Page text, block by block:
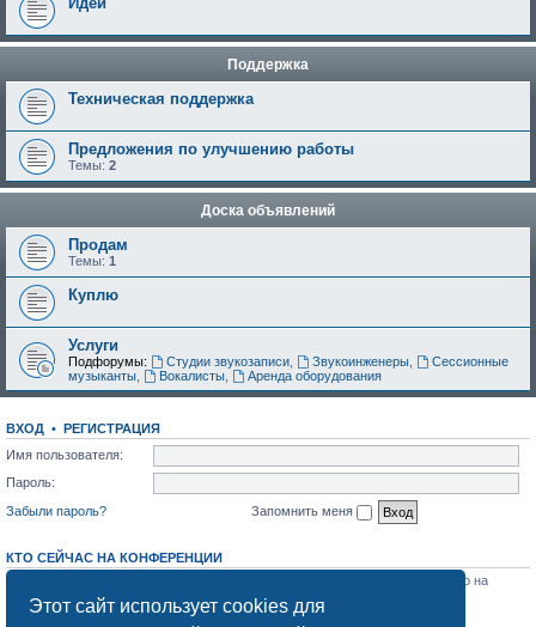
Этот сайт использует cookies для
Поддержка
Техническая поддержка
Предложения по улучшению работы
Темы: 2
Доска объявлений
Продам
Темы: 1
Куплю
Услуги
Подфорумы: Студии звукозаписи, Звукоинженеры,
Сессионные
музыканты
Вокалисты, Аренда оборудования
ВХОД • РЕГИСТРАЦИЯ
Имя пользователя:
Пароль:
Забыли пароль?
Запомнить меня
КТО СЕЙЧАС НА КОНФЕРЕНЦИИ
посетителя :: 1 зарегистрированный, 0 скрытых и 1 гость (основано на
активности пользователей за последние 5 минут)
Больше всего посетителей (348) здесь было Вс окт 05, 2025 8:17